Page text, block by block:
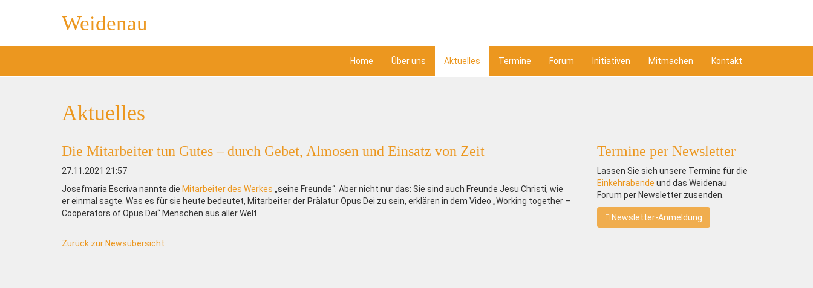
Weidenau
Home Über uns Aktuelles Termine Forum Initiativen Mitmachen Kontakt
Aktuelles
Die Mitarbeiter tun Gutes – durch Gebet, Almosen und Einsatz von Zeit
27.11.2021 21:57
Josefmaria Escriva nannte die Mitarbeiter des Werkes „seine Freunde“. Aber nicht nur das: Sie sind auch Freunde Jesu Christi, wie
er einmal sagte. Was es für sie heute bedeutet, Mitarbeiter der Prälatur Opus Dei zu sein, erklären in dem Video „Working together –
Cooperators of Opus Dei“ Menschen aus aller Welt.
Zurück zur Newsübersicht
Termine per Newsletter
Lassen Sie sich unsere Termine für die
Einkehrabende und das Weidenau
Forum per Newsletter zusenden.
Newsletter-Anmeldung